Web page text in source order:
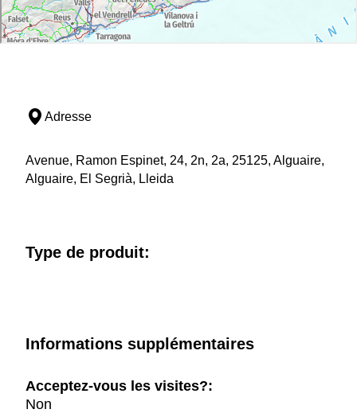
Adresse
Avenue, Ramon Espinet, 24, 2n, 2a, 25125, Alguaire,
Alguaire, El Segrià, Lleida
Type de produit:
Informations supplémentaires
Acceptez-vous les visites?:
Non